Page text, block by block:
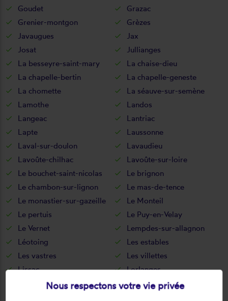
Goudet
Grazac
Grenier-montgon
Grèzes
Javaugues
Jax
Josat
Jullianges
La besseyre-saint-mary
La chaise-dieu
La chapelle-bertin
La chapelle-geneste
La chomette
La séauve-sur-semène
Lamothe
Landos
Langeac
Lantriac
Lapte
Laussonne
Laval-sur-doulon
Lavaudieu
Lavoûte-chilhac
Lavoûte-sur-loire
Le bouchet-saint-nicolas
Le brignon
Le chambon-sur-lignon
Le mas-de-tence
Le monastier-sur-gazeille
Le Monteil
Le pertuis
Le Puy-en-Velay
Le Vernet
Lempdes-sur-allagnon
Léotoing
Les estables
Les vastres
Les villettes
Lissac
Lorlanges
Lubilhac
Nous respectons votre vie privée